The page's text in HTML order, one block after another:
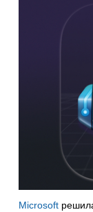
Microsoft